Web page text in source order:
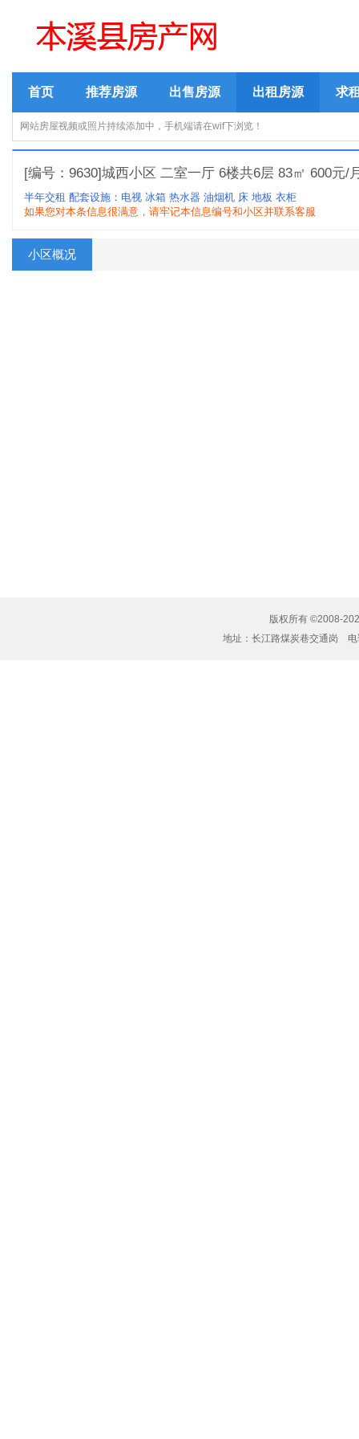
首页 推荐房源 出售房源 出租房源 求
网站房屋视频或照片持续添加中，手机端请在wif下浏览！
[编号：9630]城西小区 二室一厅 6楼共6层 83㎡ 600元/
半年交租 配套设施：电视 冰箱 热水器 油烟机 床 地板 衣柜
如果您对本条信息很满意，请牢记本信息编号和小区并联系客服
小区概况
版权所有 ©2008-
地址：长江路煤炭巷交通岗